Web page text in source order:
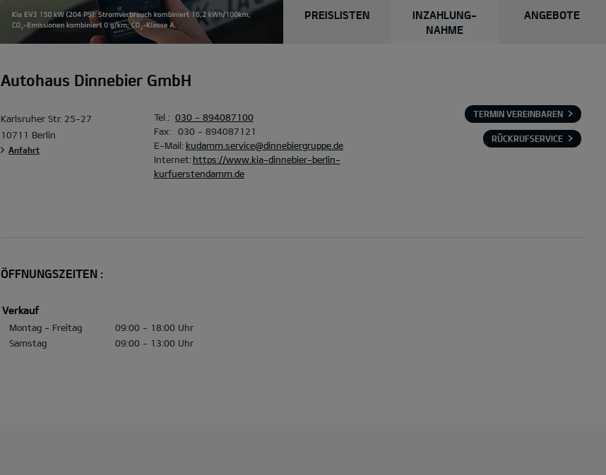
PREISLISTEN
INZAHLUNG-
NAHME
ANGEBOTE
Autohaus Dinnebier GmbH
Karlsruher Str. 25-27
10711 Berlin
Anfahrt
Tel.: 030 - 894087100
Fax:
030 - 894087121
E-Mail: kudamm.service@dinnebiergruppe.de
Internet: https://www.kia-dinnebier-berlin-
kurfuerstendamm.de
TERMIN VEREINBAREN
RÜCKRUFSERVICE
ÖFFNUNGSZEITEN :
Verkauf
Montag - Freitag
09:00 - 18:00 Uhr
Samstag
09:00 - 13:00 Uhr